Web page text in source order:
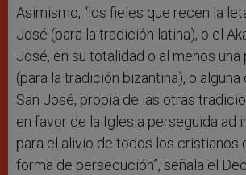
Asimismo, “los fieles que recen la
José (para la tradición latina), o el
José, en su totalidad o al menos una
(para la tradición bizantina), o alguna
San José, propia de las otras
en favor de la Iglesia perseguida ad
para el alivio de todos los cristianos
forma de persecución”, señala el